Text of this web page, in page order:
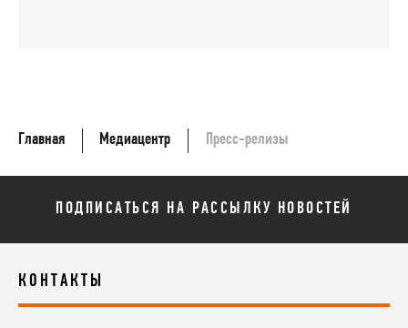
Главная Медиацентр Пресс-релизы
ПОДПИСАТЬСЯ НА РАССЫЛКУ НОВОСТЕЙ
КОНТАКТЫ